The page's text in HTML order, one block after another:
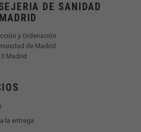
DE SANIDAD
y Ordenación
de Madrid
Madrid
la entrega